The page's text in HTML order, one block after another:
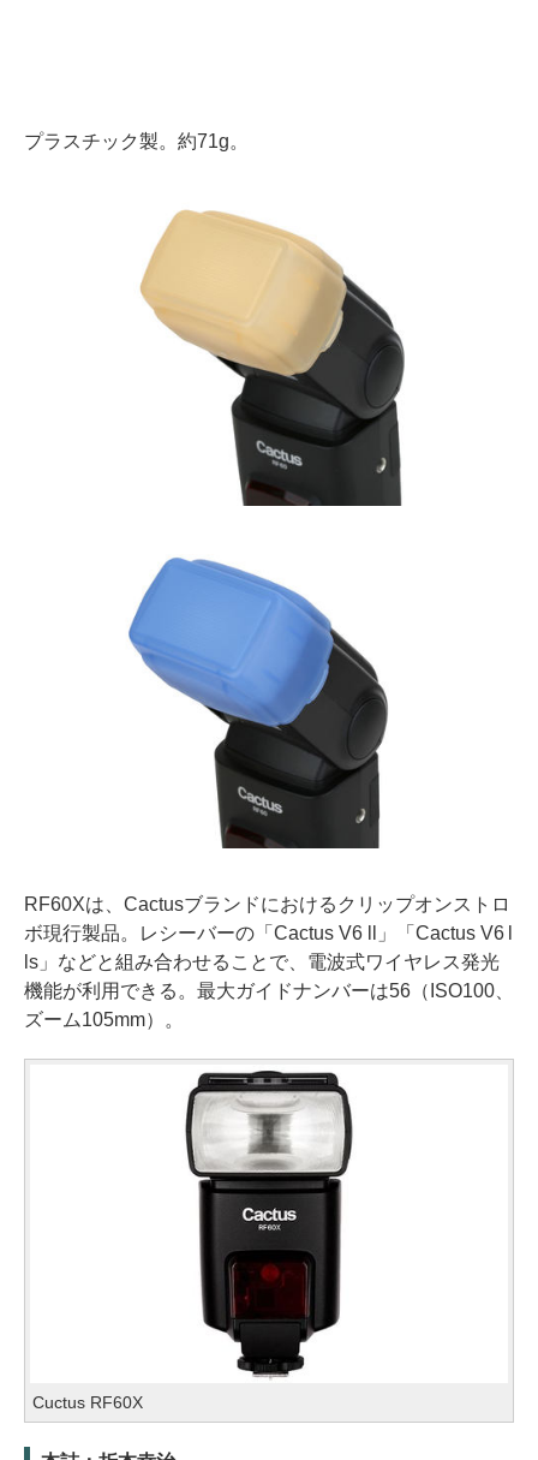
プラスチック製。約71g。
RF60Xは、Cactusブランドにおけるクリップオンストロ
ボ現行製品。レシーバーの「Cactus V6 ll」「Cactus V6 l
ls」などと組み合わせることで、電波式ワイヤレス発光
機能が利用できる。最大ガイドナンバーは56（ISO100、
ズーム105mm）。
Cuctus RF60X